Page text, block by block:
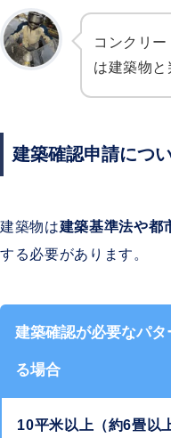
コンクリ
は建築物と
建築確認申請につ
建築物は建築基準法や都
する必要があります。
建築確認が必要なパ
る場合
10平米以上（約6畳以